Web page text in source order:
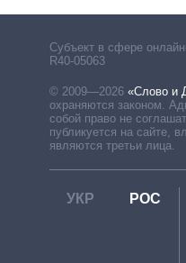
Субъект в сфере
R40-05063
© 2009—2026 «Слово и
охраняются законом.
собой право не
публикуется на сайте,
являются третьи лица.
УКР РОС